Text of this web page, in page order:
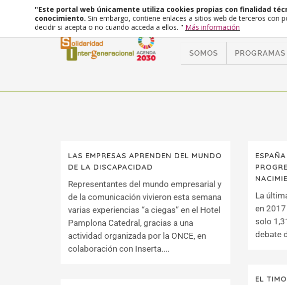
SOMOS PROGRAMAS
LAS EMPRESAS APRENDEN DEL MUNDO
DE LA DISCAPACIDAD
Representantes del mundo empresarial y
de la comunicación vivieron esta semana
varias experiencias “a ciegas” en el Hotel
Pamplona Catedral, gracias a una
actividad organizada por la ONCE, en
colaboración con Inserta....
La
en
solo
debate
EL
"Este portal web únicamente utiliza cookies propias con finalidad
conocimiento. Sin embargo, contiene enlaces a sitios web de terceros con
decidir si acepta o no cuando acceda a ellos. " Más información